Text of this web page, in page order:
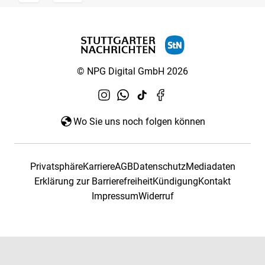
© NPG Digital GmbH 2026
Wo Sie uns noch folgen können
PrivatsphäreKarriereAGBDatenschutzMediadaten
Erklärung zur BarrierefreiheitKündigungKontakt
ImpressumWiderruf